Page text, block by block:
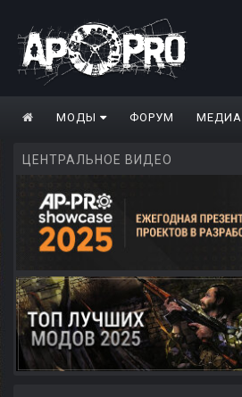
МОДЫ ФОРУМ МЕДИА
ЦЕНТРАЛЬНОЕ ВИДЕО